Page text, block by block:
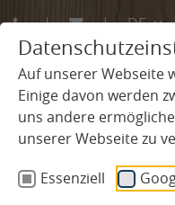
Auf unserer Webseite
Einige davon werden
uns andere
unserer Webseite zu
Essenziell
DE
EN
FR
SCHWARZWALD
ZIMMER & PREISE